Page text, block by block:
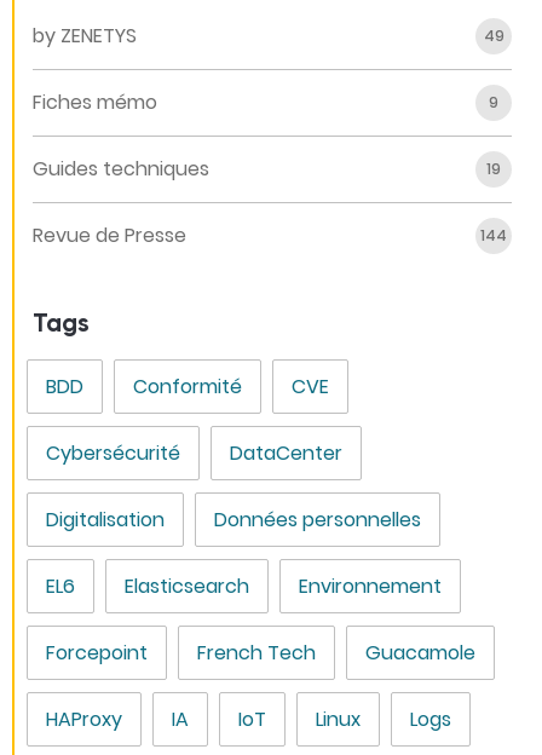
by ZENETYS 49
Fiches mémo 9
Guides techniques 19
Revue de Presse 144
Tags
BDD Conformité CVE
Cybersécurité DataCenter
Digitalisation Données personnelles
EL6 Elasticsearch Environnement
Forcepoint French Tech Guacamole
HAProxy IA IoT Linux Logs